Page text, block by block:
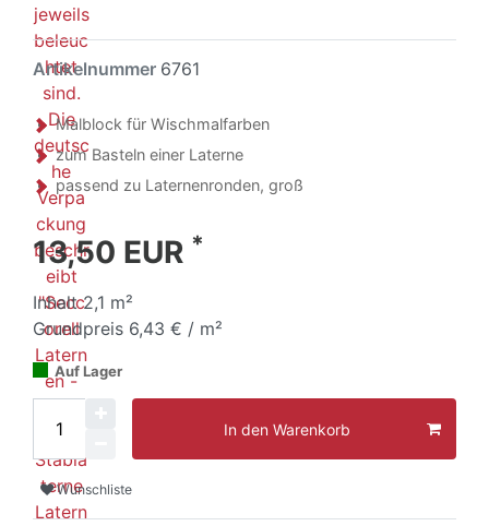
Artikelnummer 6761
Malblock für Wischmalfarben
zum Basteln einer Laterne
passend zu Laternenronden, groß
13,50 EUR *
Inhalt2,1 m²
Grundpreis 6,43 € / m²
Auf Lager
In den Warenkorb
Wunschliste